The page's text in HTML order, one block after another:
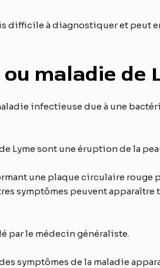
difficile à diagnostiquer et
maladie
infectieuse due à une
Lyme sont une éruption de la
une plaque circulaire
symptômes peuvent
par le médecin généraliste.
symptômes de la maladie